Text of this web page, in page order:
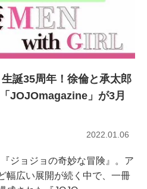
誕35周年！徐倫と承太郎
JOJOmagazine」が3月
2022.01.06
ジョジョの奇妙な冒険』。ア
幅広い展開が続く中で、一冊